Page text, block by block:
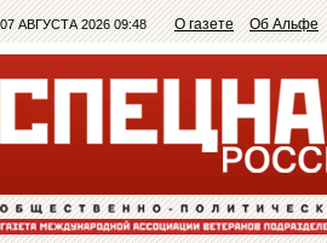
07 АВГУСТА 2026 09:48 О газете Об Альфе